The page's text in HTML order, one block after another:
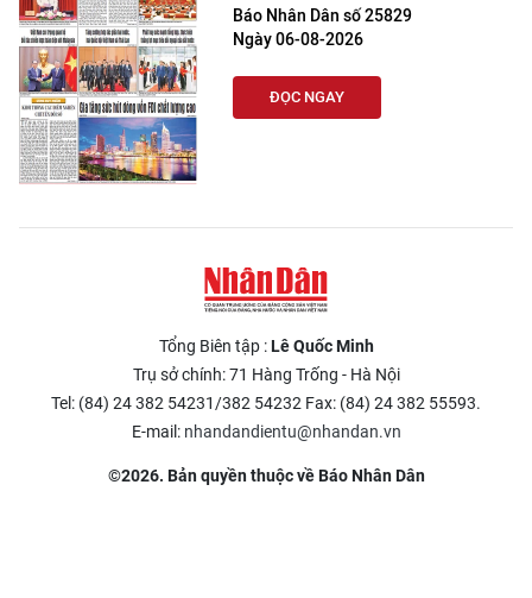
Báo Nhân Dân số 25829
Ngày 06-08-2026
ĐỌC NGAY
Tổng Biên tập :Lê Quốc Minh
Trụ sở chính: 71 Hàng Trống - Hà Nội
Tel: (84) 24 382 54231/382 54232 Fax: (84) 24 382 55593.
E-mail: nhandandientu@nhandan.vn
©2026. Bản quyền thuộc về Báo Nhân Dân